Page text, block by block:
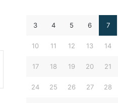
3 4 5 6 7
10 11 12 13 14
17 18 19 20 21
24 25 26 27 28